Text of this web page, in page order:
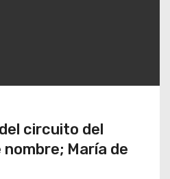
circuito del
María de